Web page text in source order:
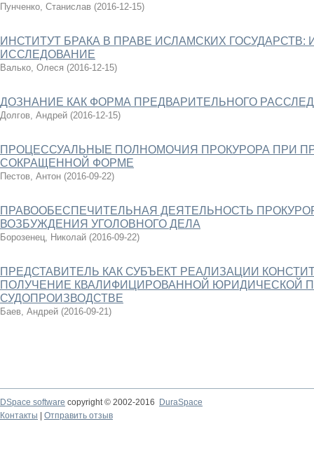
Пунченко, Станислав (2016-12-15)
ИНСТИТУТ БРАКА В ПРАВЕ ИСЛАМСКИХ ГОСУДАРСТВ:
ИССЛЕДОВАНИЕ
Валько, Олеся (2016-12-15)
ДОЗНАНИЕ КАК ФОРМА ПРЕДВАРИТЕЛЬНОГО
Долгов, Андрей (2016-12-15)
ПРОЦЕССУАЛЬНЫЕ ПОЛНОМОЧИЯ ПРОКУРОРА ПРИ
СОКРАЩЕННОЙ ФОРМЕ
Пестов, Антон (2016-09-22)
ПРАВООБЕСПЕЧИТЕЛЬНАЯ ДЕЯТЕЛЬНОСТЬ
ВОЗБУЖДЕНИЯ УГОЛОВНОГО ДЕЛА
Борозенец, Николай (2016-09-22)
ПРЕДСТАВИТЕЛЬ КАК СУБЪЕКТ РЕАЛИЗАЦИИ
ПОЛУЧЕНИЕ КВАЛИФИЦИРОВАННОЙ ЮРИДИЧЕСКОЙ
СУДОПРОИЗВОДСТВЕ
Баев, Андрей (2016-09-21)
DSpace software copyright © 2002-2016
DuraSpace
Контакты
Отправить отзыв